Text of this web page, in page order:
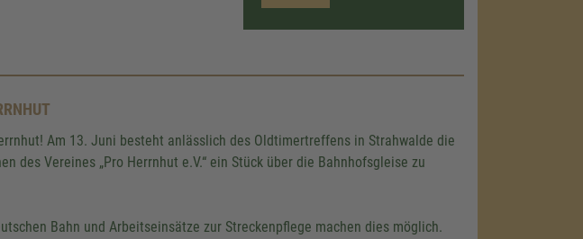
Am 13. Juni besteht anlässlich des Oldtimertreffens in Strahwalde die
des Vereines „Pro Herrnhut e.V.“ ein Stück über die Bahnhofsgleise zu
Bahn und Arbeitseinsätze zur Streckenpflege machen dies möglich.